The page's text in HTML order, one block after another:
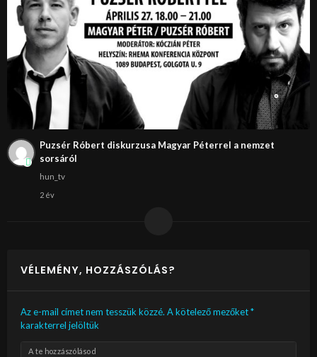
Puzsér Róbert diskurzusa Magyar Péterrel a nemzet
sorsáról
hun_tv
2 év
VÉLEMÉNY, HOZZÁSZÓLÁS?
Az e-mail címet nem tesszük közzé. A kötelező mezőket*
karakterrel jelöltük
A te hozzászólásod